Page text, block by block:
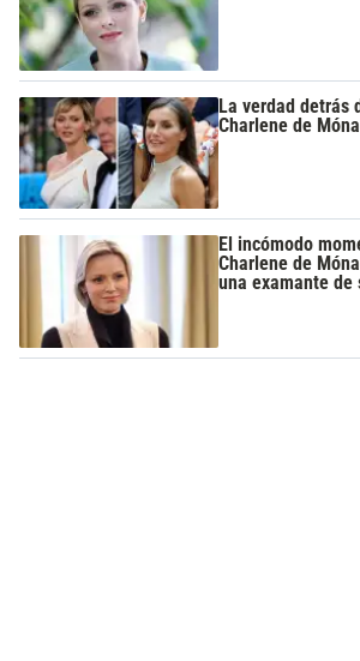
La verdad detrás
Charlene de
El incómodo
Charlene de
una examante de